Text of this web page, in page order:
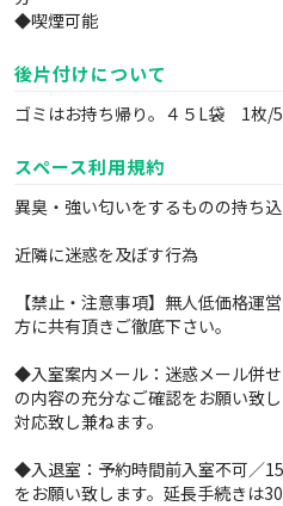
◆喫煙可能
後片付けについて
ゴミはお持ち帰り。４５L袋 1枚/
スペース利用規約
異臭・強い匂いをするものの持ち
近隣に迷惑を及ぼす行為
【禁止・注意事項】無人低価格運
方に共有頂きご徹底下さい。
◆入室案内メール：迷惑メール併
の内容の充分なご確認をお願い致
対応致し兼ねます。
◆入退室：予約時間前入室不可／
をお願い致します。延長手続きは